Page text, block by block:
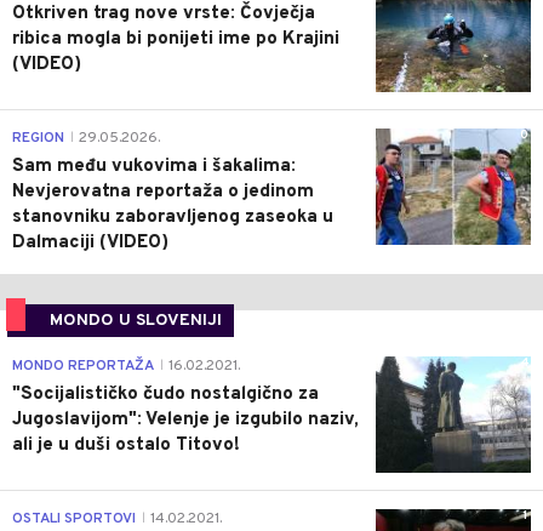
Otkriven trag nove vrste: Čovječja
ribica mogla bi ponijeti ime po Krajini
(VIDEO)
0
REGION 29.05.2026.
Sam među vukovima i šakalima:
Nevjerovatna reportaža o jedinom
stanovniku zaboravljenog zaseoka u
Dalmaciji (VIDEO)
MONDO U SLOVENIJI
4
MONDO REPORTAŽA 16.02.2021.
"Socijalističko čudo nostalgično za
Jugoslavijom": Velenje je izgubilo naziv,
ali je u duši ostalo Titovo!
1
OSTALI SPORTOVI 14.02.2021.